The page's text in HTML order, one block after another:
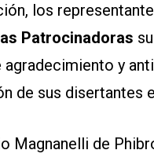
los
Patrocinadoras
agradecimiento y
de sus disertantes
Magnanelli de